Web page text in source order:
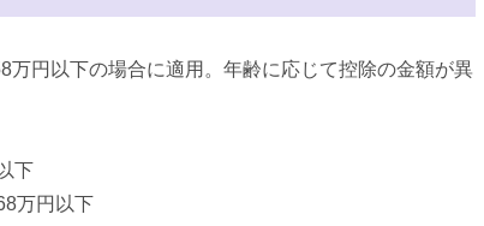
円以下の場合に適用。年齢に応じて控除の金額が異
下
万円以下